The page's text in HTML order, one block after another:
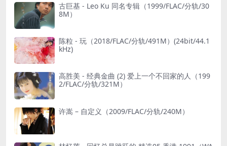
古巨基 - Leo Ku 同名专辑（1999/FLAC/分轨/30
8M）
陈粒 - 玩（2018/FLAC/分轨/491M）(24bit/44.1
kHz)
高胜美 - 经典金曲 (2) 爱上一个不回家的人（199
2/FLAC/分轨/321M）
许嵩 – 自定义（2009/FLAC/分轨/240M）